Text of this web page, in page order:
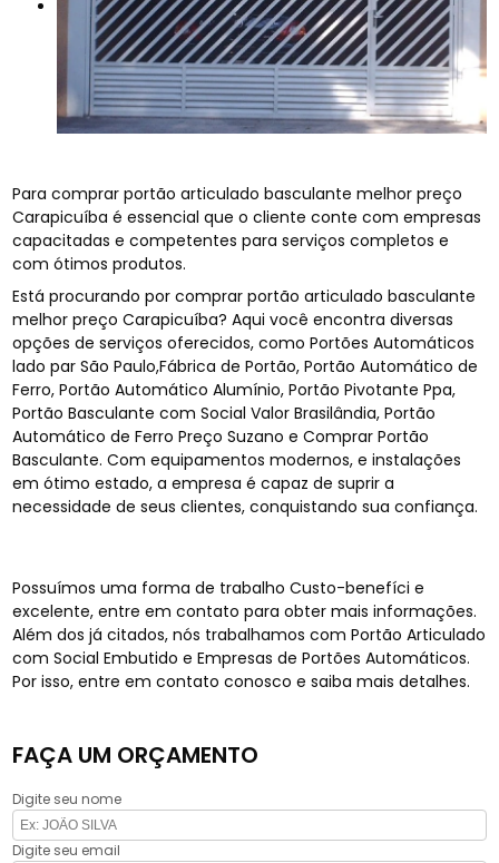
Para comprar portão articulado basculante melhor preço
Carapicuíba é essencial que o cliente conte com empresas
capacitadas e competentes para serviços completos e
com ótimos produtos.
Está procurando por comprar portão articulado basculante
melhor preço Carapicuíba? Aqui você encontra diversas
opções de serviços oferecidos, como Portões Automáticos
lado par São Paulo,Fábrica de Portão, Portão Automático de
Ferro, Portão Automático Alumínio, Portão Pivotante Ppa,
Portão Basculante com Social Valor Brasilândia, Portão
Automático de Ferro Preço Suzano e Comprar Portão
Basculante. Com equipamentos modernos, e instalações
em ótimo estado, a empresa é capaz de suprir a
necessidade de seus clientes, conquistando sua confiança.
Possuímos uma forma de trabalho Custo-benefíci e
excelente, entre em contato para obter mais informações.
Além dos já citados, nós trabalhamos com Portão Articulado
com Social Embutido e Empresas de Portões Automáticos.
Por isso, entre em contato conosco e saiba mais detalhes.
FAÇA UM ORÇAMENTO
Digite seu nome
Digite seu email